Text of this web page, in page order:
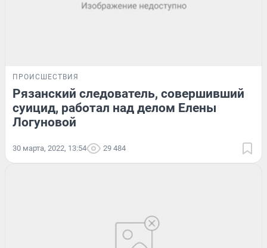
ПРОИСШЕСТВИЯ
Рязанский следователь, совершивший
суицид, работал над делом Елены
Логуновой
30 марта, 2022, 13:54 29 484